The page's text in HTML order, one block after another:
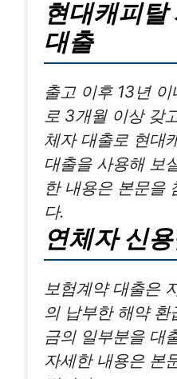
현대캐피탈
대출
출고 이후 13년
로 3개월 이상 갖
체자 대출로 현대
대출을 사용해 보
한 내용은 본문을
다.
연체자 신
보험계약 대출은
의 납부한 해약 환
금의 일부분을 대
자세한 내용은 본